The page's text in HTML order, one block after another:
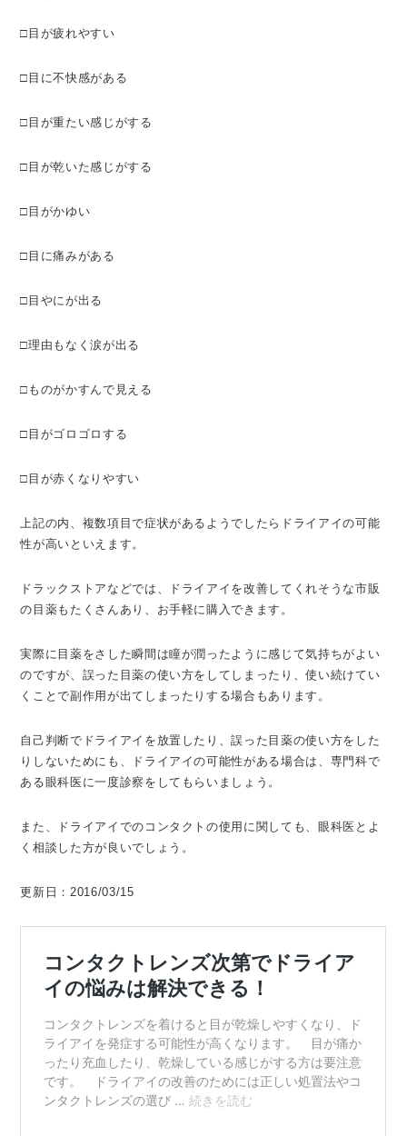
□目が疲れやすい
□目に不快感がある
□目が重たい感じがする
□目が乾いた感じがする
□目がかゆい
□目に痛みがある
□目やにが出る
□理由もなく涙が出る
□ものがかすんで見える
□目がゴロゴロする
□目が赤くなりやすい
上記の内、複数項目で症状があるようでしたらドライアイの可能
性が高いといえます。
ドラックストアなどでは、ドライアイを改善してくれそうな市販
の目薬もたくさんあり、お手軽に購入できます。
実際に目薬をさした瞬間は瞳が潤ったように感じて気持ちがよい
のですが、誤った目薬の使い方をしてしまったり、使い続けてい
くことで副作用が出てしまったりする場合もあります。
自己判断でドライアイを放置したり、誤った目薬の使い方をした
りしないためにも、ドライアイの可能性がある場合は、専門科で
ある眼科医に一度診察をしてもらいましょう。
また、ドライアイでのコンタクトの使用に関しても、眼科医とよ
く相談した方が良いでしょう。
更新日：2016/03/15